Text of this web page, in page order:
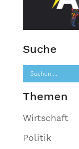
Suche
Themen
Wirtschaft
Politik